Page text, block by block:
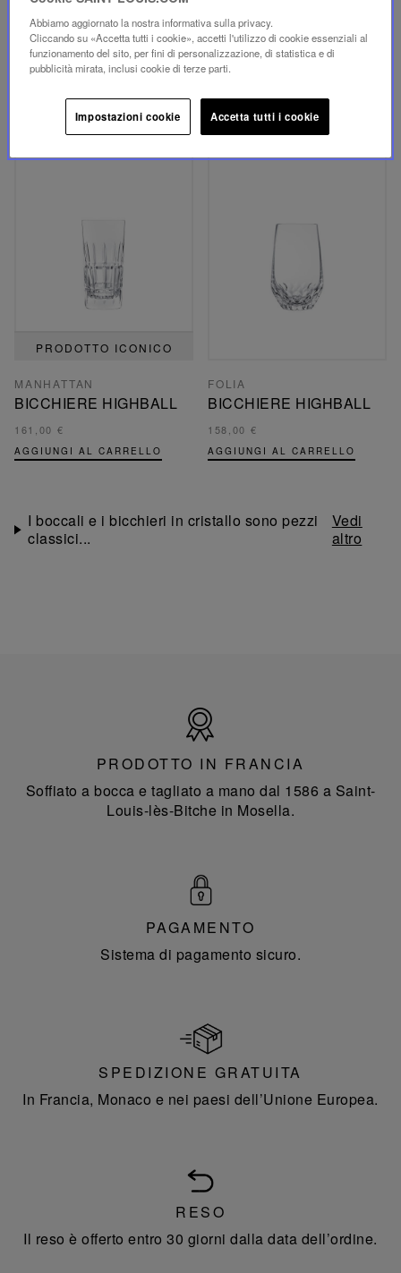
STELLA
BICCHIERE HIGHBALL
161,00 €
AGGIUNGI AL CARRELLO
BICCHIERE HIGHBALL
183,00 €
AGGIUNGI AL CARRELLO
PRODOTTO ICONICO
MANHATTAN
BICCHIERE HIGHBALL
161,00 €
AGGIUNGI AL CARRELLO
FOLIA
BICCHIERE HIGHBALL
158,00 €
AGGIUNGI AL CARRELLO
I boccali e i bicchieri in cristallo sono pezzi
classici...
Francia
PRODOTTO IN FRANCIA
Soffiato a bocca e tagliato a mano dal 1586 a Saint-
Louis-lès-Bitche in Mosella.
PAGAMENTO
Sistema di pagamento sicuro.
SPEDIZIONE GRATUITA
In Francia, Monaco e nei paesi dell’Unione Europea.
RESO
Il reso è offerto entro 30 giorni dalla data dell’ordine.
Abbiamo aggiornato la nostra informativa sulla privacy.
Cliccando su «Accetta tutti i cookie», accetti l'utilizzo di cookie essenziali al
funzionamento del sito, per fini di personalizzazione, di statistica e di
pubblicità mirata, inclusi cookie di terze parti.
Impostazioni cookie Accetta tutti i cookie